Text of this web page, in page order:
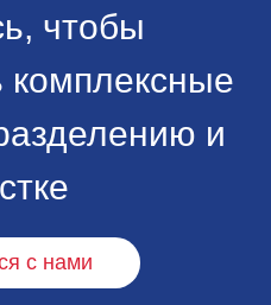
чтобы
комплексные
и
с нами